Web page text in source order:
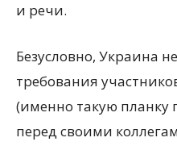
и речи.
Безусловно, Украина
требования
(именно такую планку
перед своими